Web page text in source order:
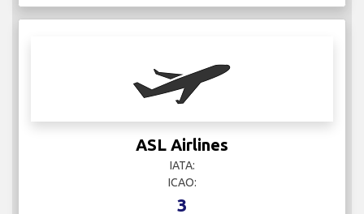
ASL Airlines
IATA:
ICAO:
3